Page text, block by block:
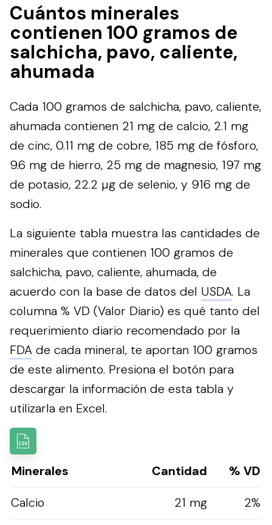
Cuántos minerales
contienen 100 gramos de
salchicha, pavo, caliente,
ahumada
Cada 100 gramos de salchicha, pavo, caliente,
ahumada contienen 21 mg de calcio, 2.1 mg
de cinc, 0.11 mg de cobre, 185 mg de fósforo,
9.6 mg de hierro, 25 mg de magnesio, 197 mg
de potasio, 22.2 µg de selenio, y 916 mg de
sodio.
La siguiente tabla muestra las cantidades de
minerales que contienen 100 gramos de
salchicha, pavo, caliente, ahumada, de
acuerdo con la base de datos del USDA. La
columna % VD (Valor Diario) es qué tanto del
requerimiento diario recomendado por la
FDA de cada mineral, te aportan 100 gramos
de este alimento. Presiona el botón para
descargar la información de esta tabla y
utilizarla en Excel.
Minerales Cantidad
% VD
Calcio
21 mg
2%